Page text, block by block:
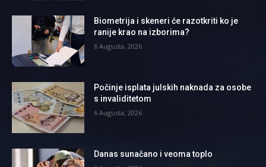
Biometrija i skeneri će razotkriti ko je
ranije krao na izborima?
6 Augusta, 2026
Počinje isplata julskih naknada za osobe
s invaliditetom
6 Augusta, 2026
Danas sunačano i veoma toplo